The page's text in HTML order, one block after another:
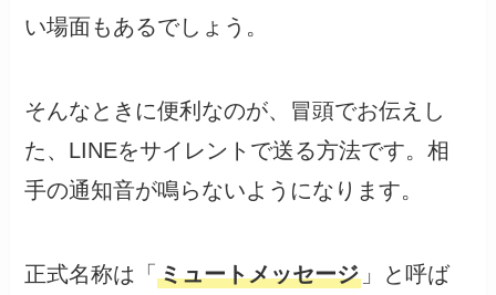
い場面もあるでしょう。
そんなときに便利なのが、冒頭でお伝えし
た、LINEをサイレントで送る方法です。相
手の通知音が鳴らないようになります。
正式名称は「ミュートメッセージ 」と呼ば